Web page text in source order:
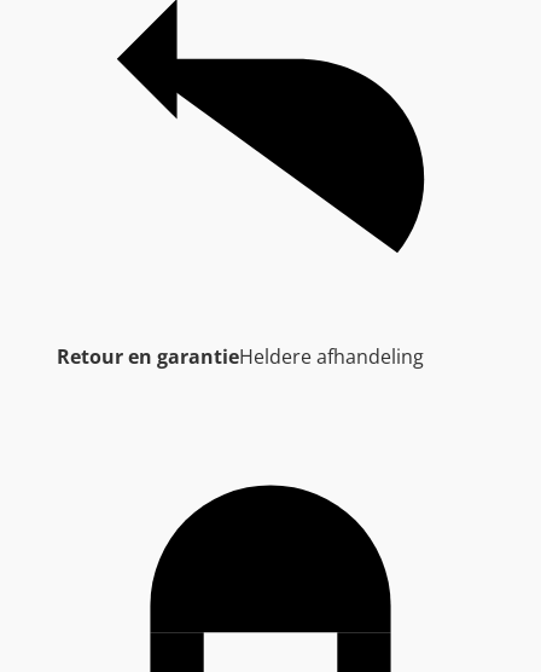
Retour en garantieHeldere afhandeling